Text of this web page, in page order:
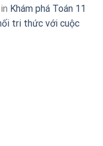
in Khám phá Toán 11
tri thức với cuộc